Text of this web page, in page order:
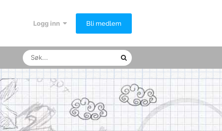
Logg inn Bli medlem